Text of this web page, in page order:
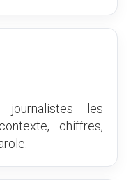
journalistes les
chiffres,